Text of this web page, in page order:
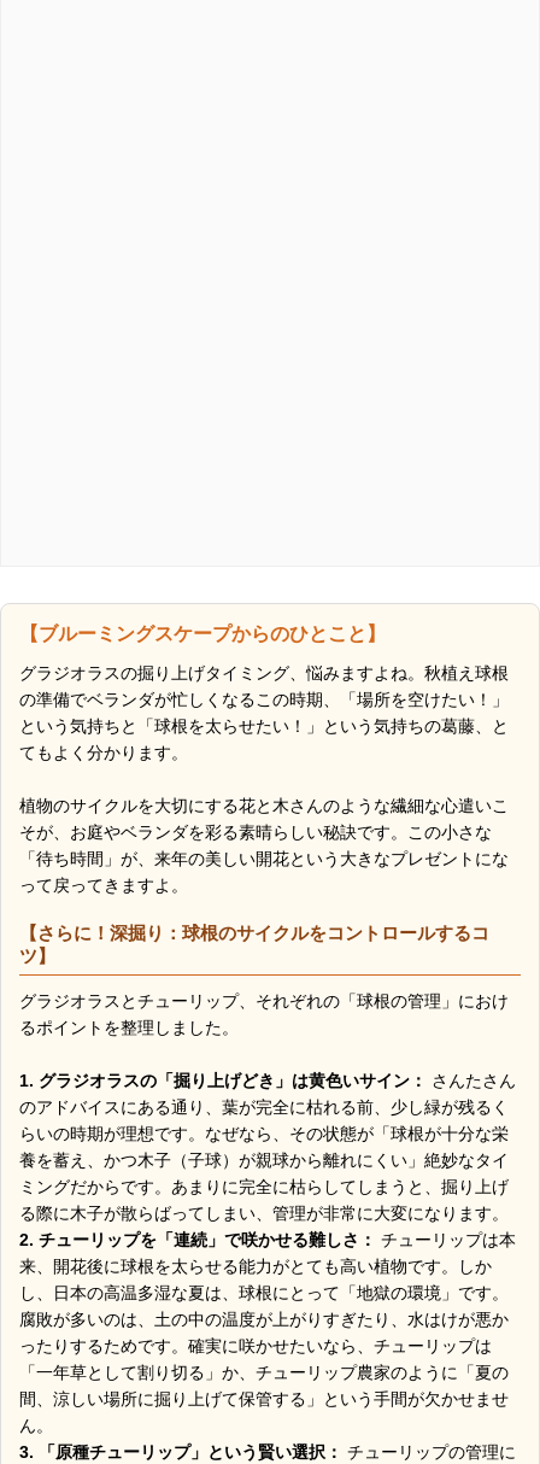
【ブルーミングスケープからのひとこと】
グラジオラスの掘り上げタイミング、悩みますよね。秋植え球根
の準備でベランダが忙しくなるこの時期、「場所を空けたい！」
という気持ちと「球根を太らせたい！」という気持ちの葛藤、と
てもよく分かります。
植物のサイクルを大切にする花と木さんのような繊細な心遣いこ
そが、お庭やベランダを彩る素晴らしい秘訣です。この小さな
「待ち時間」が、来年の美しい開花という大きなプレゼントにな
って戻ってきますよ。
【さらに！深掘り：球根のサイクルをコントロールするコ
ツ】
グラジオラスとチューリップ、それぞれの「球根の管理」におけ
るポイントを整理しました。
1. グラジオラスの「掘り上げどき」は黄色いサイン：
さんたさん
のアドバイスにある通り、葉が完全に枯れる前、少し緑が残るく
らいの時期が理想です。なぜなら、その状態が「球根が十分な栄
養を蓄え、かつ木子（子球）が親球から離れにくい」絶妙なタイ
ミングだからです。あまりに完全に枯らしてしまうと、掘り上げ
る際に木子が散らばってしまい、管理が非常に大変になります。
2. チューリップを「連続」で咲かせる難しさ： チューリップは本
来、開花後に球根を太らせる能力がとても高い植物です。しか
し、日本の高温多湿な夏は、球根にとって「地獄の環境」です。
腐敗が多いのは、土の中の温度が上がりすぎたり、水はけが悪か
ったりするためです。確実に咲かせたいなら、チューリップは
「一年草として割り切る」か、チューリップ農家のように「夏の
間、涼しい場所に掘り上げて保管する」という手間が欠かせませ
ん。
3. 「原種チューリップ」という賢い選択： チューリップの管理に